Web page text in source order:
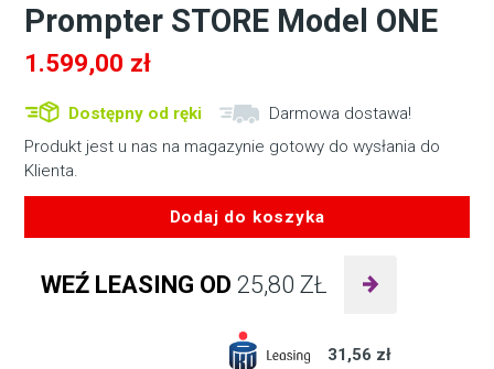
Prompter STORE Model ONE
1.599,00 zł
Dostępny od ręki
Darmowa dostawa!
Produkt jest u nas na magazynie gotowy do wysłania do
Klienta.
Dodaj do koszyka
Prompter
STORE
WEŹ LEASING OD25,80ZŁ
31,56 zł